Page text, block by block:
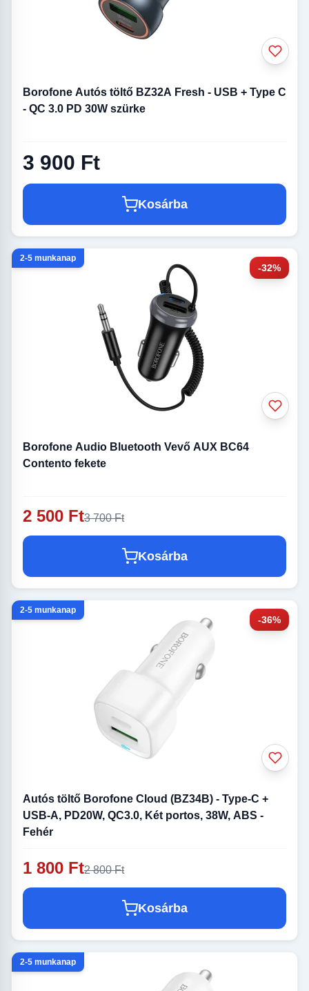
Borofone Autós töltő BZ32A Fresh - USB + Type C
- QC 3.0 PD 30W szürke
3 900 Ft
Kosárba
-32%
2-5 munkanap
Borofone Audio Bluetooth Vevő AUX BC64
Contento fekete
2 500 Ft3 700 Ft
Kosárba
-36%
2-5 munkanap
Autós töltő Borofone Cloud (BZ34B) - Type-C +
USB-A, PD20W, QC3.0, Két portos, 38W, ABS -
Fehér
1 800 Ft2 800 Ft
Kosárba
2-5 munkanap